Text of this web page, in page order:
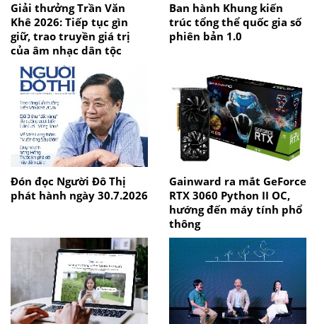
Giải thưởng Trần Văn
Khê 2026: Tiếp tục gìn
giữ, trao truyền giá trị
của âm nhạc dân tộc
Ban hành Khung kiến
trúc tổng thể quốc gia số
phiên bản 1.0
Đón đọc Người Đô Thị
phát hành ngày 30.7.2026
Gainward ra mắt GeForce
RTX 3060 Python II OC,
hướng đến máy tính phổ
thông